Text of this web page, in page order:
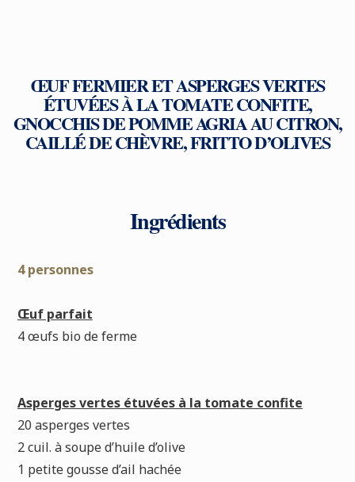
ŒUF FERMIER ET ASPERGES VERTES
ÉTUVÉES À LA TOMATE CONFITE,
GNOCCHIS DE POMME AGRIA AU CITRON,
CAILLÉ DE CHÈVRE, FRITTO D’OLIVES
Ingrédients
4 personnes
Œuf parfait
4 œufs bio de ferme
Asperges vertes étuvées à la tomate confite
20 asperges vertes
2 cuil. à soupe d’huile d’olive
1 petite gousse d’ail hachée